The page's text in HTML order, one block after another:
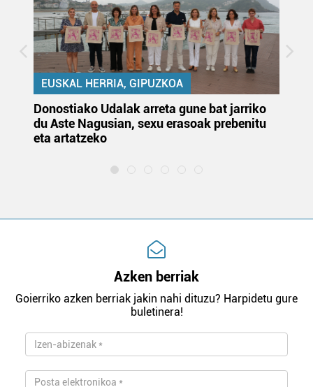
EUSKAL HERRIA, GIPUZKOA
Donostiako Udalak arreta gune bat jarriko
du Aste Nagusian, sexu erasoak prebenitu
eta artatzeko
Azken berriak
Goierriko azken berriak jakin nahi dituzu? Harpidetu gure
buletinera!